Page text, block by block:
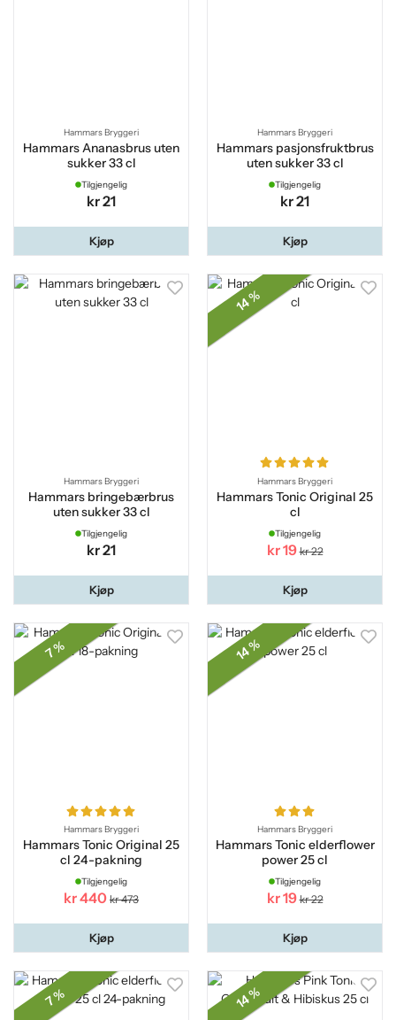
Hammars Bryggeri
Hammars Ananasbrus uten
sukker 33 cl
Tilgjengelig
kr 21
Kjøp
Hammars Bryggeri
Hammars pasjonsfruktbrus
uten sukker 33 cl
Tilgjengelig
kr 21
Kjøp
Hammars Bryggeri
Hammars bringebærbrus
uten sukker 33 cl
Tilgjengelig
kr 21
Kjøp
14 %
Hammars Bryggeri
Hammars Tonic Original 25
cl
Tilgjengelig
kr 19 kr 22
Kjøp
7 %
Hammars Bryggeri
Hammars Tonic Original 25
cl 24-pakning
Tilgjengelig
kr 440 kr 473
Kjøp
14 %
Hammars Bryggeri
Hammars Tonic elderflower
power 25 cl
Tilgjengelig
kr 19 kr 22
Kjøp
7 % 14 %